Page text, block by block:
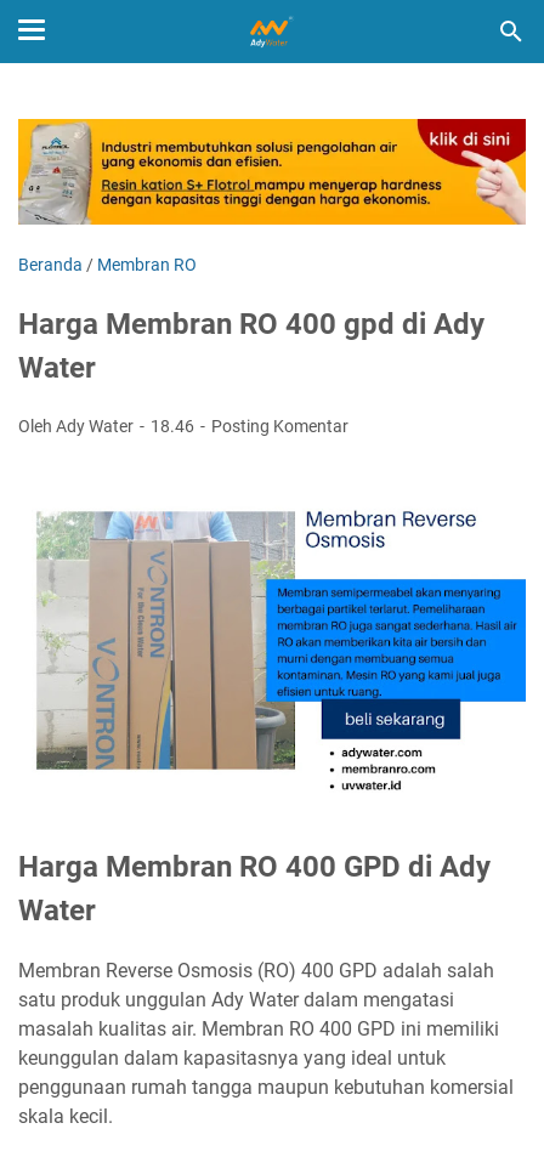
Beranda / Membran RO
Harga Membran RO 400 gpd di Ady
Water
Oleh Ady Water 18.46 Posting Komentar
Harga Membran RO 400 GPD di Ady
Water
Membran Reverse Osmosis (RO) 400 GPD adalah salah
satu produk unggulan Ady Water dalam mengatasi
masalah kualitas air. Membran RO 400 GPD ini memiliki
keunggulan dalam kapasitasnya yang ideal untuk
penggunaan rumah tangga maupun kebutuhan komersial
skala kecil.